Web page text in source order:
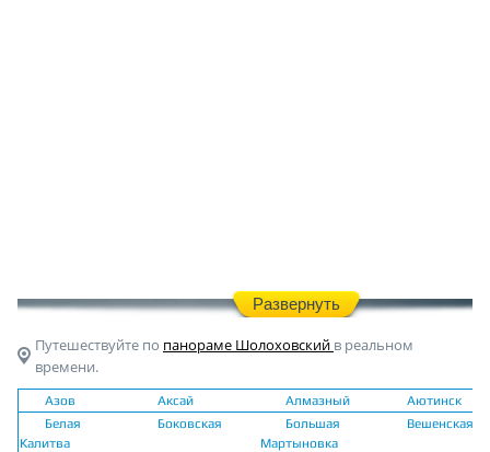
Развернуть
Путешествуйте по панораме Шолоховский в реальном
времени.
Азов Аксай Алмазный
Аютинск
Белая
Калитва
Боковская
Большая
Мартыновка
Вешенская